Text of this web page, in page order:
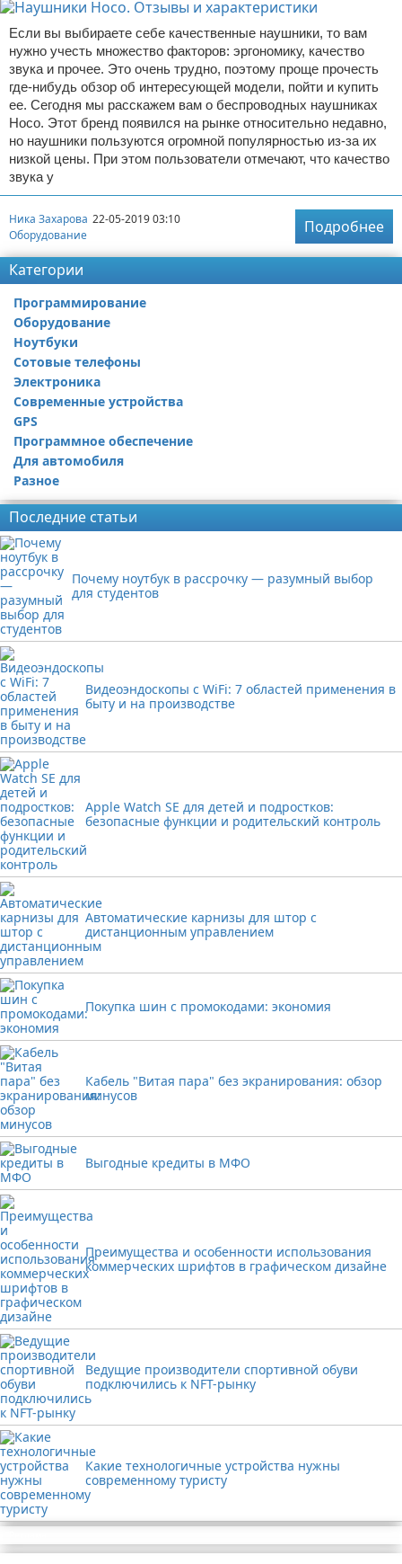
Если вы выбираете себе качественные наушники, то вам
нужно учесть множество факторов: эргономику, качество
звука и прочее. Это очень трудно, поэтому проще прочесть
где-нибудь обзор об интересующей модели, пойти и купить
ее. Сегодня мы расскажем вам о беспроводных наушниках
Hoco. Этот бренд появился на рынке относительно недавно,
но наушники пользуются огромной популярностью из-за их
низкой цены. При этом пользователи отмечают, что качество
звука у
Ника Захарова 22-05-2019 03:10
Оборудование
Подробнее
Категории
Программирование
Оборудование
Ноутбуки
Сотовые телефоны
Электроника
Современные устройства
GPS
Программное обеспечение
Для автомобиля
Разное
Последние статьи
Почему ноутбук в рассрочку — разумный выбор
для студентов
Видеоэндоскопы с WiFi: 7 областей применения в
быту и на производстве
Apple Watch SE для детей и подростков:
безопасные функции и родительский контроль
Автоматические карнизы для штор с
дистанционным управлением
Покупка шин с промокодами: экономия
Кабель "Витая пара" без экранирования: обзор
минусов
Выгодные кредиты в МФО
Преимущества и особенности использования
коммерческих шрифтов в графическом дизайне
Ведущие производители спортивной обуви
подключились к NFT-рынку
Какие технологичные устройства нужны
современному туристу